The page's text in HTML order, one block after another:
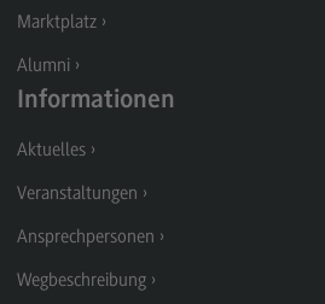
Modulangebot
Berufsperspektiven
Kontakt
Media and Data-driven Business
Media and Data-driven Business
Modulangebot
Berufsperspektiven
Marktplatz
Alumni
Informationen
Aktuelles
Veranstaltungen
Ansprechpersonen
Wegbeschreibung